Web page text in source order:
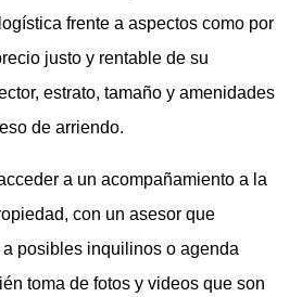
frente a aspectos como por
justo y rentable de su
estrato, tamaño y amenidades
de arriendo.
a un acompañamiento a la
con un asesor que
posibles inquilinos o agenda
toma de fotos y videos que son